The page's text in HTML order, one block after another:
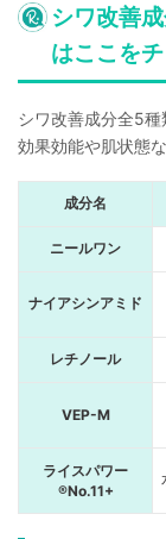
シワ改善
はここを
シワ改善成分全5
効果効能や肌状態
成分名
ニールワン
ナイアシンアミド
レチノール
VEP-M
ライスパワー
®No.11+